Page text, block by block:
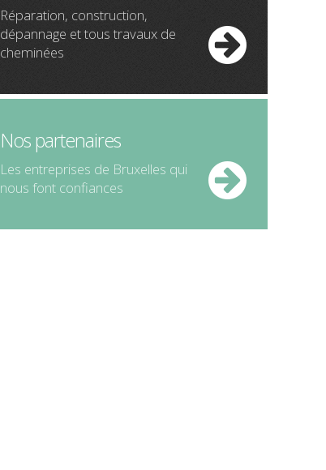
Réparation, construction,
dépannage et tous travaux de
cheminées
Nos partenaires
Les entreprises de Bruxelles qui
nous font confiances